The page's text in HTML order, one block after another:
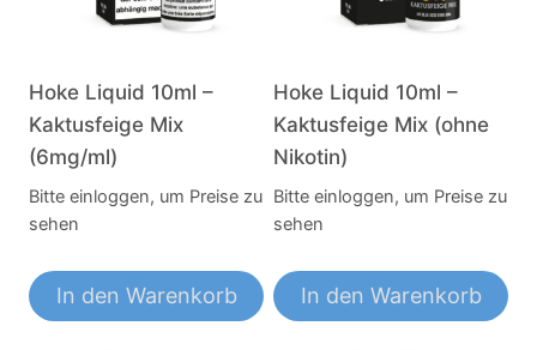
Hoke Liquid 10ml –
Kaktusfeige Mix
(6mg/ml)
Bitte einloggen, um Preise zu
sehen
In den Warenkorb
Hoke Liquid 10ml –
Kaktusfeige Mix (ohne
Nikotin)
Bitte einloggen, um Preise zu
sehen
In den Warenkorb